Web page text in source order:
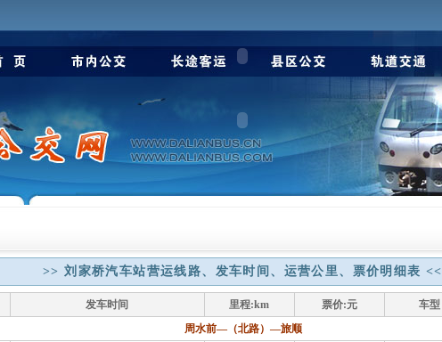
>> 刘家桥汽车站营运线路、发车时间、运营公里、票价明细表 <<
发车时间 里程:km 票价:元 车型
周水前—（北路）—旅顺